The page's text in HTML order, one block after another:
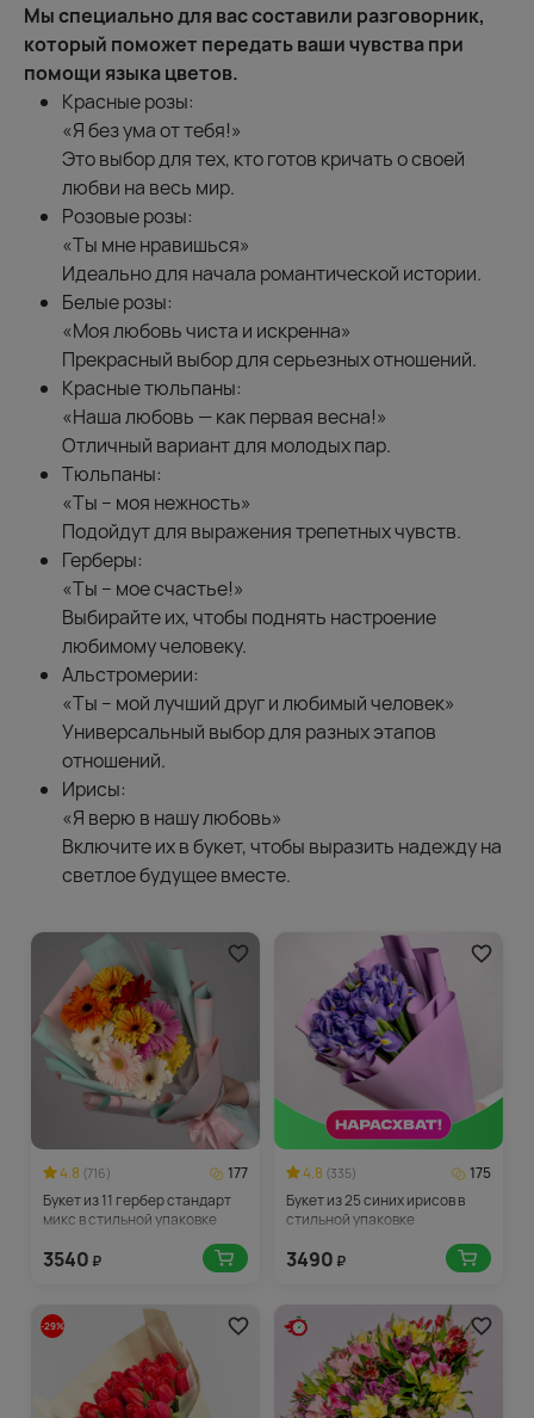
Мы специально для вас составили разговорник,
который поможет передать ваши чувства при
помощи языка цветов.
Красные розы:
«Я без ума от тебя!»
Это выбор для тех, кто готов кричать о своей
любви на весь мир.
Розовые розы:
«Ты мне нравишься»
Идеально для начала романтической истории.
Белые розы:
«Моя любовь чиста и искренна»
Прекрасный выбор для серьезных отношений.
Красные тюльпаны:
«Наша любовь — как первая весна!»
Отличный вариант для молодых пар.
Тюльпаны:
«Ты – моя нежность»
Подойдут для выражения трепетных чувств.
Герберы:
«Ты – мое счастье!»
Выбирайте их, чтобы поднять настроение
любимому человеку.
Альстромерии:
«Ты – мой лучший друг и любимый человек»
Универсальный выбор для разных этапов
отношений.
Ирисы:
«Я верю в нашу любовь»
Включите их в букет, чтобы выразить надежду на
светлое будущее вместе.
4.8 (716)
177
Букет из 11 гербер стандарт
микс в стильной упаковке
3540 ₽
4.8 (335)
175
Букет из 25 синих ирисов в
стильной упаковке
3490 ₽
-29%